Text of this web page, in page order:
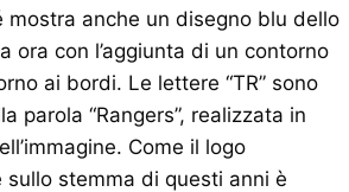
mostra anche un disegno blu dello
ora con l’aggiunta di un contorno
ai bordi. Le lettere “TR” sono
parola “Rangers”, realizzata in
Come il logo
sullo stemma di questi anni è